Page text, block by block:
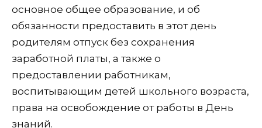
основное общее образование, и об
обязанности предоставить в этот день
родителям отпуск без сохранения
заработной платы, а также о
предоставлении работникам,
воспитывающим детей школьного возраста,
права на освобождение от работы в День
знаний.